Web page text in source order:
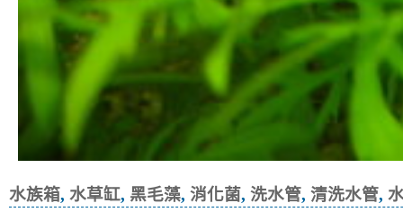
水族箱, 水草缸, 黑毛藻, 消化菌, 洗水管, 清洗水管,